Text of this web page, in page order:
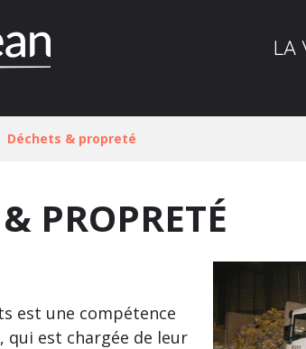
LA
Déchets & propreté
PROPRETÉ
est une compétence
qui est chargée de leur